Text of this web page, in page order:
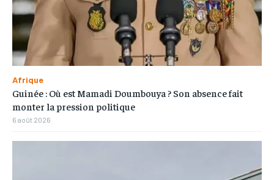
Afrique
Guinée : Où est Mamadi Doumbouya ? Son absence fait
monter la pression politique
6 août 2026